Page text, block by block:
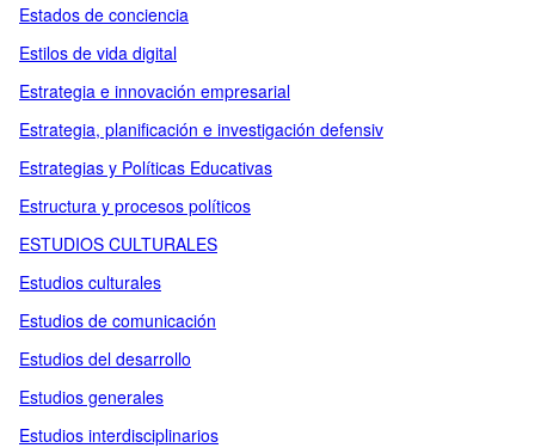
Estados de conciencia
Estilos de vida digital
Estrategia e innovación empresarial
Estrategia, planificación e investigación defensiv
Estrategias y Políticas Educativas
Estructura y procesos políticos
ESTUDIOS CULTURALES
Estudios culturales
Estudios de comunicación
Estudios del desarrollo
Estudios generales
Estudios interdisciplinarios